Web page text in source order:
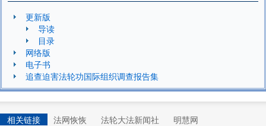
更新版
导读
目录
网络版
电子书
追查迫害法轮功国际组织调查报告集
相关链接 法网恢恢 法轮大法新闻社
明慧网